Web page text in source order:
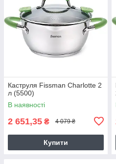
Каструля Fissman Charlotte 2
л (5500)
В наявності
2 651,35 ₴ 4 079 ₴
Купити